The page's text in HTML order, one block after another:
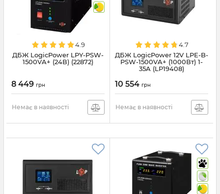
4.9
ДБЖ LogicPower LPY-PSW-
1500VA+ (24В) (22872)
8 449 грн
Немає в наявності
4.7
ДБЖ LogicPower 12V LPE-B-
PSW-1500VA+ (1000Вт) 1-
35A (LP19408)
10 554 грн
Немає в наявності